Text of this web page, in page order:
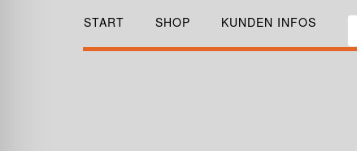
START SHOP KUNDEN INFOS